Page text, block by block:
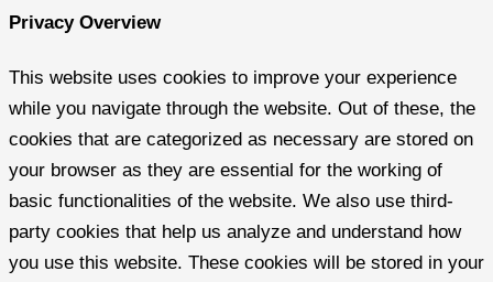
Privacy Overview
This website uses cookies to improve your experience
while you navigate through the website. Out of these, the
cookies that are categorized as necessary are stored on
your browser as they are essential for the working of
basic functionalities of the website. We also use third-
party cookies that help us analyze and understand how
you use this website. These cookies will be stored in your